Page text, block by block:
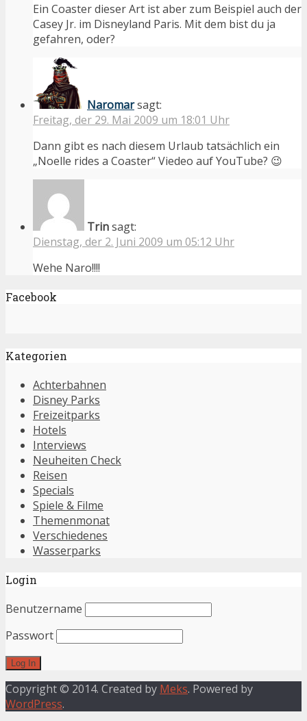
Ein Coaster dieser Art ist aber zum Beispiel auch der
Casey Jr. im Disneyland Paris. Mit dem bist du ja
gefahren, oder?
Naromarsagt:
Freitag, der 29. Mai 2009 um 18:01 Uhr
Dann gibt es nach diesem Urlaub tatsächlich ein
„Noelle rides a Coaster“ Viedeo auf YouTube? 😉
Trinsagt:
Dienstag, der 2. Juni 2009 um 05:12 Uhr
Wehe Naro!!!!
Facebook
Kategorien
Achterbahnen
Disney Parks
Freizeitparks
Hotels
Interviews
Neuheiten Check
Reisen
Specials
Spiele & Filme
Themenmonat
Verschiedenes
Wasserparks
Login
Benutzername
Passwort
Copyright © 2014. Created by Meks. Powered by
WordPress.